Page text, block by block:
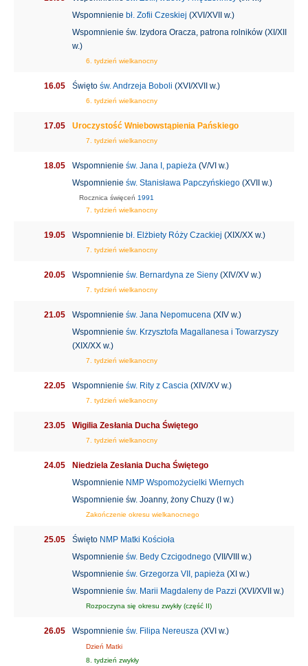
Wspomnienie bł. Zofii Czeskiej (XVI/XVII w.)
Wspomnienie św. Izydora Oracza, patrona rolników (XI/XII
w.)
6. tydzień wielkanocny
16.05 Święto św. Andrzeja Boboli (XVI/XVII w.)
6. tydzień wielkanocny
17.05 Uroczystość Wniebowstąpienia Pańskiego
7. tydzień wielkanocny
18.05 Wspomnienie św. Jana I, papieża (V/VI w.)
Wspomnienie św. Stanisława Papczyńskiego (XVII w.)
Rocznica święceń 1991
7. tydzień wielkanocny
19.05 Wspomnienie bł. Elżbiety Róży Czackiej (XIX/XX w.)
7. tydzień wielkanocny
20.05 Wspomnienie św. Bernardyna ze Sieny (XIV/XV w.)
7. tydzień wielkanocny
21.05 Wspomnienie św. Jana Nepomucena (XIV w.)
Wspomnienie św. Krzysztofa Magallanesa i Towarzyszy
(XIX/XX w.)
7. tydzień wielkanocny
22.05 Wspomnienie św. Rity z Cascia (XIV/XV w.)
7. tydzień wielkanocny
23.05 Wigilia Zesłania Ducha Świętego
7. tydzień wielkanocny
24.05
Niedziela Zesłania Ducha Świętego
Wspomnienie NMP Wspomożycielki Wiernych
Wspomnienie św. Joanny, żony Chuzy (I w.)
Zakończenie okresu wielkanocnego
25.05 Święto NMP Matki Kościoła
Wspomnienie św. Bedy Czcigodnego (VII/VIII w.)
Wspomnienie św. Grzegorza VII, papieża (XI w.)
Wspomnienie św. Marii Magdaleny de Pazzi (XVI/XVII w.)
Rozpoczyna się okresu zwykły (część II)
26.05 Wspomnienie św. Filipa Nereusza (XVI w.)
Dzień Matki
8. tydzień zwykły